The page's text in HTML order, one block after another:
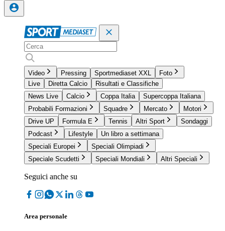
Video Pressing Sportmediaset XXL
Foto
Live
Diretta Calcio
Risultati e Classifiche
News Live
Calcio Coppa Italia
Supercoppa Italiana
Probabili Formazioni
Squadre Mercato
Motori
Drive UP
Formula E Tennis Altri Sport
Sondaggi
Podcast
Lifestyle
Un libro a settimana
Speciali Europei
Speciali Olimpiadi
Speciale Scudetti
Speciali Mondiali Altri Speciali
Seguici anche su
Area personale